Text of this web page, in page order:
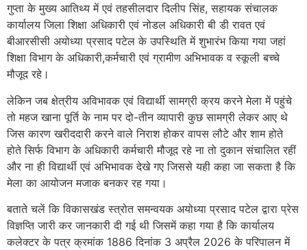
गुप्ता के मुख्य आतिथ्य में एवं तहसीलदार दिलीप सिंह, सहायक संचालक
कार्यालय जिला शिक्षा अधिकारी एवं नोडल अधिकारी बी डी रावत एवं
बीआरसीसी अयोध्या प्रसाद पटेल के उपस्थिति में शुभारंभ किया गया जहां
शिक्षा विभाग के अधिकारी,कर्मचारी एवं ग्रामीण अभिभावक व स्कूली बच्चे
मौजूद रहे।
लेकिन जब क्षेत्रीय अविभावक एवं विद्यार्थी सामग्री क्रय करने मेला में पहुंचे
तो महज खाना पूर्ति के नाम पर दो-तीन व्यापारी कुछ सामग्री लेकर आए थे
जिस कारण खरीददारी करने वाले निराश होकर वापस लौटे और शाम होते
होते सिर्फ विभाग के अधिकारी कर्मचारी मौजूद रहे ना तो दुकान संचालित रहीं
और ना ही विद्यार्थी एवं अभिभावक देखे गए जिससे यही कहा जा सकता है कि
मेला का आयोजन मजाक बनकर रह गया।
बताते चलें कि विकासखंड स्त्रोत समन्वयक अयोध्या प्रसाद पटेल द्वारा प्रेस
विज्ञप्ति जारी कर जानकारी दी गई थी जिसमें कहा गया है कि कार्यालय
कलेक्टर के पत्र क्रमांक 1886 दिनांक 3 अप्रैल 2026 के परिपालन में